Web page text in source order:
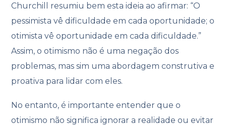
Churchill resumiu bem esta ideia ao afirmar: “O
pessimista vê dificuldade em cada oportunidade; o
otimista vê oportunidade em cada dificuldade.”
Assim, o otimismo não é uma negação dos
problemas, mas sim uma abordagem construtiva e
proativa para lidar com eles.
No entanto, é importante entender que o
otimismo não significa ignorar a realidade ou evitar